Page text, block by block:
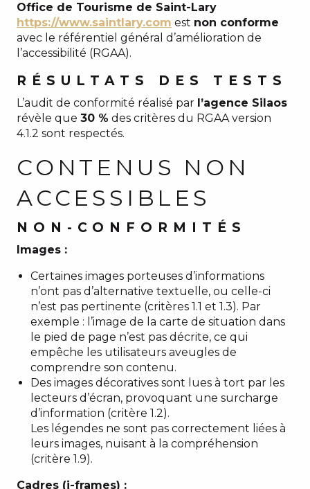
Office de Tourisme de Saint-Lary
https://www.saintlary.com est non conforme
avec le référentiel général d’amélioration de
l’accessibilité (RGAA).
RÉSULTATS DES TESTS
L’audit de conformité réalisé par l’agence Silaos
révèle que 30 % des critères du RGAA version
4.1.2 sont respectés.
CONTENUS NON
ACCESSIBLES
NON-CONFORMITÉS
Images :
Certaines images porteuses d’informations
n’ont pas d’alternative textuelle, ou celle-ci
n’est pas pertinente (critères 1.1 et 1.3). Par
exemple : l’image de la carte de situation dans
le pied de page n’est pas décrite, ce qui
empêche les utilisateurs aveugles de
comprendre son contenu.
Des images décoratives sont lues à tort par les
lecteurs d’écran, provoquant une surcharge
d’information (critère 1.2).
Les légendes ne sont pas correctement liées à
leurs images, nuisant à la compréhension
(critère 1.9).
Cadres (i-frames) :